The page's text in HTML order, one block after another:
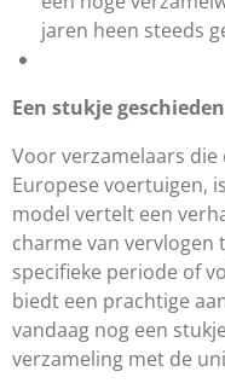
jaren heen steeds
Een stukje
Voor verzamelaars die
Europese voertuigen,
model vertelt een
charme van vervlogen
specifieke periode of
biedt een prachtige
vandaag nog een
verzameling met de